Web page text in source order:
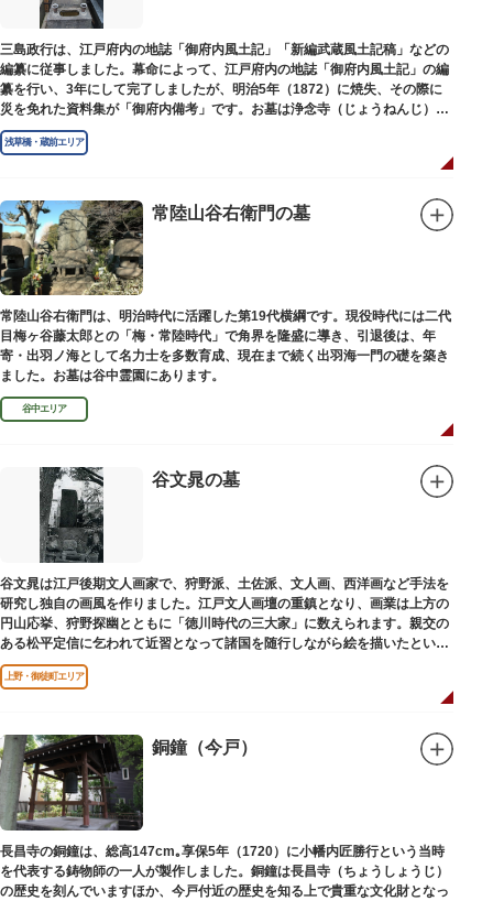
三島政行は、江戸府内の地誌「御府内風土記」「新編武蔵風土記稿」などの
編纂に従事しました。幕命によって、江戸府内の地誌「御府内風土記」の編
纂を行い、3年にして完了しましたが、明治5年（1872）に焼失、その際に
災を免れた資料集が「御府内備考」です。お墓は浄念寺（じょうねんじ）境
内にあります。
浅草橋・蔵前エリア
常陸山谷右衛門の墓
常陸山谷右衛門は、明治時代に活躍した第19代横綱です。現役時代には二代
目梅ヶ谷藤太郎との「梅・常陸時代」で角界を隆盛に導き、引退後は、年
寄・出羽ノ海として名力士を多数育成、現在まで続く出羽海一門の礎を築き
ました。お墓は谷中霊園にあります。
谷中エリア
谷文晁の墓
谷文晁は江戸後期文人画家で、狩野派、土佐派、文人画、西洋画など手法を
研究し独自の画風を作りました。江戸文人画壇の重鎮となり、画業は上方の
円山応挙、狩野探幽とともに「徳川時代の三大家」に数えられます。親交の
ある松平定信に乞われて近習となって諸国を随行しながら絵を描いたといわ
れています。お墓は源空寺（げんくうじ）にあります。
上野・御徒町エリア
銅鐘（今戸）
長昌寺の銅鐘は、総高147cm｡享保5年（1720）に小幡内匠勝行という当時
を代表する鋳物師の一人が製作しました。銅鐘は長昌寺（ちょうしょうじ）
の歴史を刻んでいますほか、今戸付近の歴史を知る上で貴重な文化財となっ